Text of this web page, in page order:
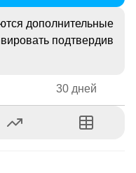
дополнительные
подтвердив
30 дней